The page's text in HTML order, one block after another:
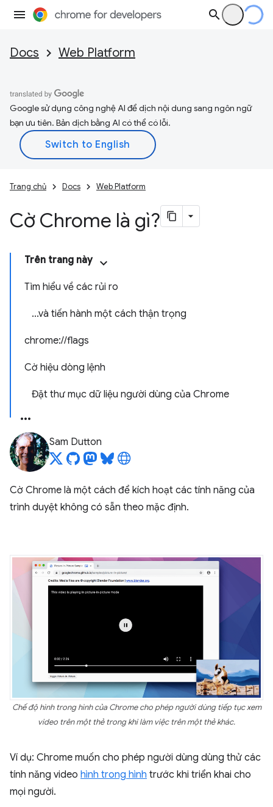
Docs Web Platform
Google sử dụng công nghệ AI để dịch nội dung sang ngôn ngữ
bạn ưu tiên. Bản dịch bằng AI có thể có lỗi.
Trang chủ Docs Web Platform
Cờ Chrome là gì?
Trên trang này
Tìm hiểu về các rủi ro
...và tiến hành một cách thận trọng
chrome://flags
Cờ hiệu dòng lệnh
Đặt thư mục dữ liệu người dùng của Chrome
Sam Dutton
Cờ Chrome là một cách để kích hoạt các tính năng của
trình duyệt không có sẵn theo mặc định.
Chế độ hình trong hình của Chrome cho phép người dùng tiếp tục xem
video trên một thẻ trong khi làm việc trên một thẻ khác.
Ví dụ: Chrome muốn cho phép người dùng dùng thử các
tính năng video hình trong hình trước khi triển khai cho
mọi người.